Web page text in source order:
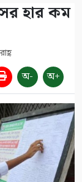
হার কম
অ- অ+